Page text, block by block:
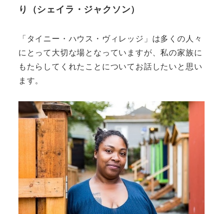
り（シェイラ・ジャクソン）
「タイニー・ハウス・ヴィレッジ」は多くの人々
にとって大切な場となっていますが、私の家族に
もたらしてくれたことについてお話したいと思い
ます。